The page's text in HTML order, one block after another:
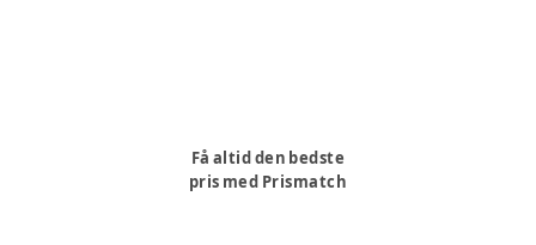
Få altid den bedste
pris med Prismatch